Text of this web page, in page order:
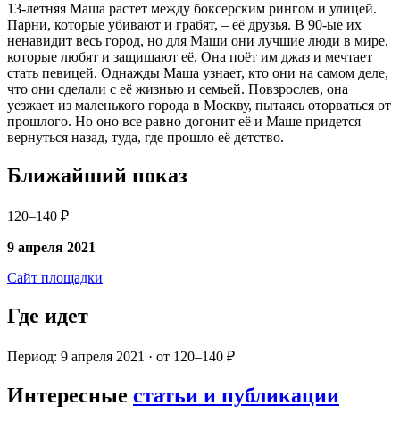
13-летняя Маша растет между боксерским рингом и улицей.
Парни, которые убивают и грабят, – её друзья. В 90-ые их
ненавидит весь город, но для Маши они лучшие люди в мире,
которые любят и защищают её. Она поёт им джаз и мечтает
стать певицей. Однажды Маша узнает, кто они на самом деле,
что они сделали с её жизнью и семьей. Повзрослев, она
уезжает из маленького города в Москву, пытаясь оторваться от
прошлого. Но оно все равно догонит её и Маше придется
вернуться назад, туда, где прошло её детство.
Ближайший показ
120–140 ₽
9 апреля 2021
Сайт площадки
Где идет
Период: 9 апреля 2021 · от 120–140 ₽
Интересные статьи и публикации